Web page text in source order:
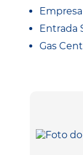
Entrada
Gas